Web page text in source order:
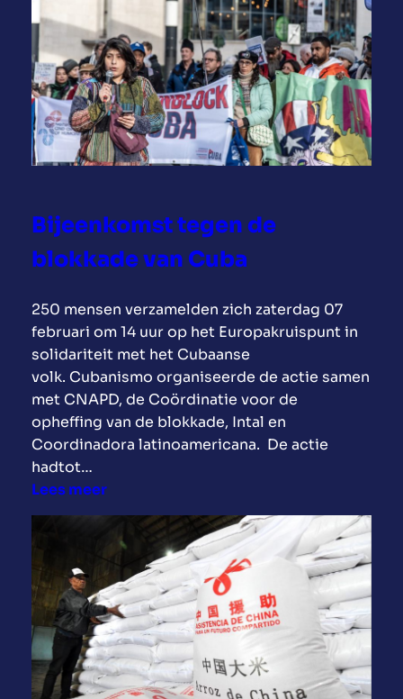
e
i
n
H
a
v
a
n
o
p
e
h
o
u
d
e
n
:
e
z
e
v
o
o
r
r
a
c
t
i
e
“
n
d
s
f
f
C
u
b
a
”
d
E
u
r
o
p
e
Bijeenkomst tegen de
blokkade van Cuba
250 mensen verzamelden zich zaterdag 07
februari om 14 uur op het Europakruispunt in
solidariteit met het Cubaanse
volk. Cubanismo organiseerde de actie samen
met CNAPD, de Coördinatie voor de
opheffing van de blokkade, Intal en
Coordinadora latinoamericana. De actie
hadtot…
Lees meer:
B
j
e
e
n
k
o
m